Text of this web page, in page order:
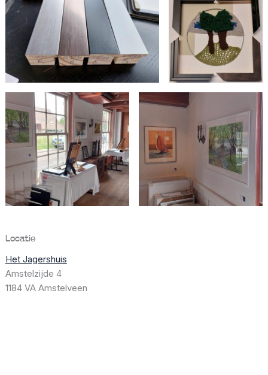
Locatie
Het Jagershuis
Amstelzijde 4
1184 VA Amstelveen